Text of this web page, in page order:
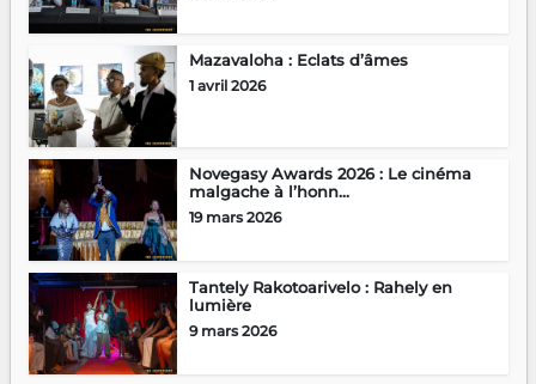
Mazavaloha : Eclats d’âmes
1 avril 2026
Novegasy Awards 2026 : Le cinéma
malgache à l’honn...
19 mars 2026
Tantely Rakotoarivelo : Rahely en
lumière
9 mars 2026